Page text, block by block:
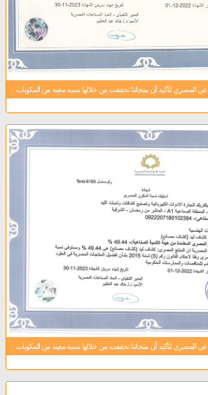
المصري لتأكيد أن منتجاتنا تحققت من خلالها نسبة معينة من المكونات
المصري لتأكيد أن منتجاتنا تحققت من خلالها نسبة معينة من المكونات